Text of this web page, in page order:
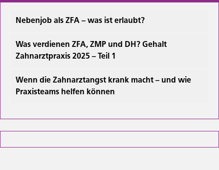
Nebenjob als ZFA – was ist erlaubt?
Was verdienen ZFA, ZMP und DH? Gehalt
Zahnarztpraxis 2025 – Teil 1
Wenn die Zahnarztangst krank macht – und wie
Praxisteams helfen können